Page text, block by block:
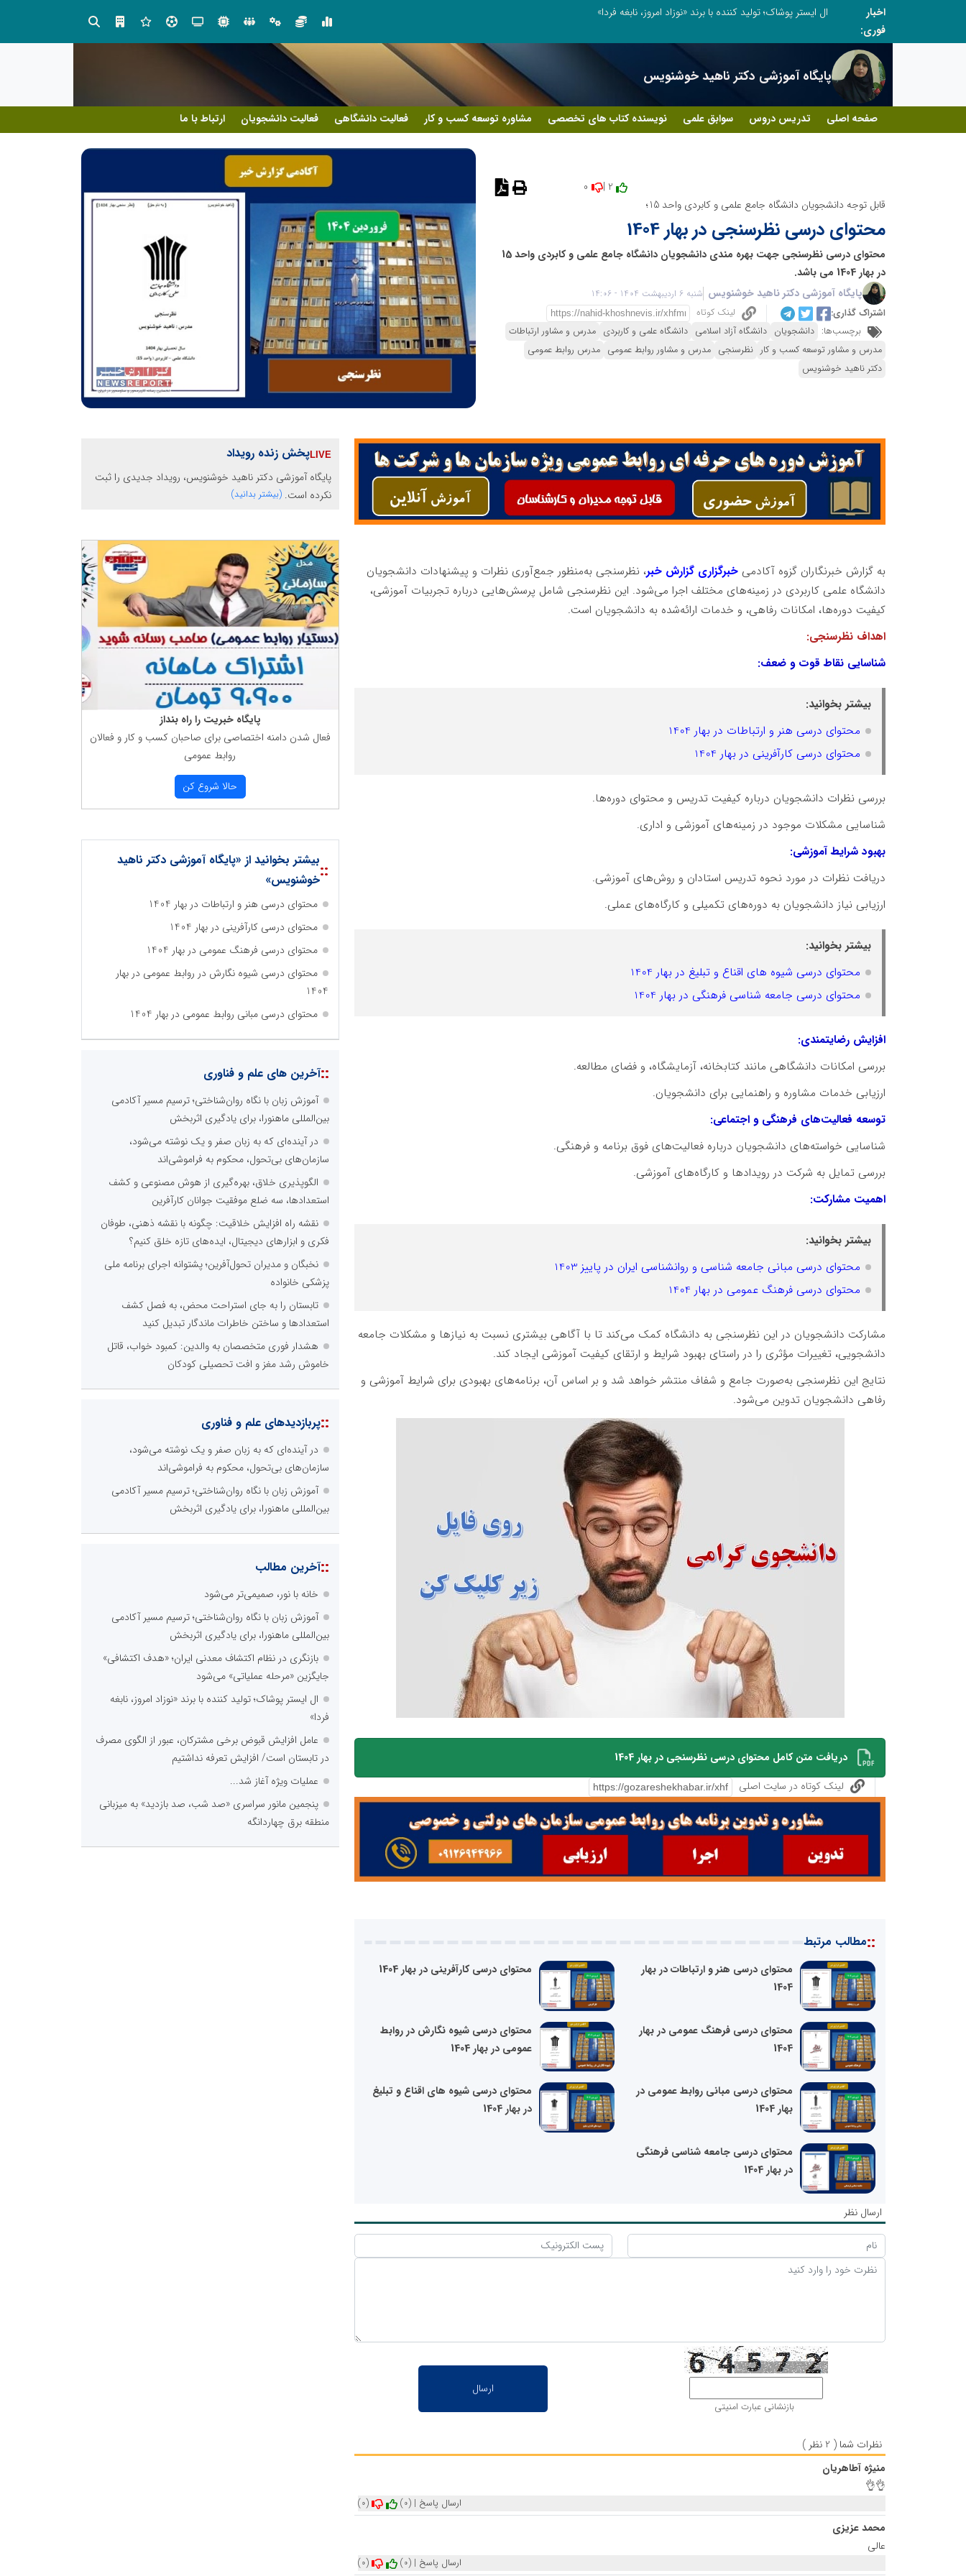
اخبار
فوری:
ال ایستر پوشاک؛ تولید کننده با برند «نوزاد امروز، نابغه فردا»
پایگاه آموزشی دکتر ناهید خوشنویس
صفحه اصلی تدریس دروس سوابق علمی نویسنده کتاب های تخصصی مشاوره توسعه کسب و کار فعالیت دانشگاهی فعالیت دانشجویان ارتباط با ما
قابل توجه دانشجویان دانشگاه جامع علمی و کابردی واحد 15؛
محتوای درسی نظرسنجی در بهار 1404
محتوای درسی نظرسنجی جهت بهره مندی دانشجویان دانشگاه جامع علمی و کابردی واحد 15
در بهار 1404 می باشد.
پایگاه آموزشی دکتر ناهید خوشنویس شنبه 6 اردیبهشت 1404 - 14:06
اشتراک گذاری:
لینک کوتاه
برچسب‌ها: دانشجویان دانشگاه آزاد اسلامی دانشگاه علمی و کاربردی مدرس و مشاور ارتباطات
مدرس و مشاور توسعه کسب و کار نظرسنجی مدرس و مشاور روابط عمومی مدرس روابط عمومی
دکتر ناهید خوشنویس
به گزارش خبرنگاران گزوه آکادمیخبرگزاری گزارش خبر، نظرسنجی به‌منظور جمع‌آوری نظرات و پیشنهادات دانشجویان
دانشگاه علمی کاربردی در زمینه‌های مختلف اجرا می‌شود. این نظرسنجی شامل پرسش‌هایی درباره تجربیات آموزشی،
کیفیت دوره‌ها، امکانات رفاهی، و خدمات ارائه‌شده به دانشجویان است.
اهداف نظرسنجی:
شناسایی نقاط قوت و ضعف:
بیشتر بخوانید:
محتوای درسی هنر و ارتباطات در بهار 1404
محتوای درسی کارآفرینی در بهار 1404
بررسی نظرات دانشجویان درباره کیفیت تدریس و محتوای دوره‌ها.
شناسایی مشکلات موجود در زمینه‌های آموزشی و اداری.
بهبود شرایط آموزشی:
دریافت نظرات در مورد نحوه تدریس استادان و روش‌های آموزشی.
ارزیابی نیاز دانشجویان به دوره‌های تکمیلی و کارگاه‌های عملی.
بیشتر بخوانید:
محتوای درسی شیوه های اقناع و تبلیغ در بهار 1404
محتوای درسی جامعه شناسی فرهنگی در بهار 1404
افزایش رضایتمندی:
بررسی امکانات دانشگاهی مانند کتابخانه، آزمایشگاه، و فضای مطالعه.
ارزیابی خدمات مشاوره و راهنمایی برای دانشجویان.
توسعه فعالیت‌های فرهنگی و اجتماعی:
شناسایی خواسته‌های دانشجویان درباره فعالیت‌های فوق برنامه و فرهنگی.
بررسی تمایل به شرکت در رویدادها و کارگاه‌های آموزشی.
اهمیت مشارکت:
بیشتر بخوانید:
محتوای درسی مبانی جامعه شناسی و روانشناسی ایران در پاییز 1403
محتوای درسی فرهنگ عمومی در بهار 1404
مشارکت دانشجویان در این نظرسنجی به دانشگاه کمک می‌کند تا با آگاهی بیشتری نسبت به نیازها و مشکلات جامعه
دانشجویی، تغییرات مؤثری را در راستای بهبود شرایط و ارتقای کیفیت آموزشی ایجاد کند.
نتایج این نظرسنجی به‌صورت جامع و شفاف منتشر خواهد شد و بر اساس آن، برنامه‌های بهبودی برای شرایط آموزشی و
رفاهی دانشجویان تدوین می‌شود.
دریافت متن کامل محتوای درسی نظرسنجی در بهار 1404
لینک کوتاه در سایت اصلی
::مطالب مرتبط
محتوای درسی هنر و ارتباطات در بهار
1404
محتوای درسی کارآفرینی در بهار 1404
محتوای درسی فرهنگ عمومی در بهار
1404
محتوای درسی شیوه نگارش در روابط
عمومی در بهار 1404
محتوای درسی مبانی روابط عمومی در
بهار 1404
محتوای درسی شیوه های اقناع و تبلیغ
در بهار 1404
محتوای درسی جامعه شناسی فرهنگی
در بهار 1404
ارسال نظر
بازنشانی عبارت امنیتی
نظرات شما ( 2 نظر )
منیژه آطاهریان
👌👌
(0)
(0) ارسال پاسخ |
محمد عزیزی
عالی
(0)
(0) ارسال پاسخ |
پخش زنده رویداد
پایگاه آموزشی دکتر ناهید خوشنویس، رویداد جدیدی را ثبت
نکرده است. (بیشتر بدانید)
پایگاه خبریت را راه بنداز
فعال شدن دامنه اختصاصی برای صاحبان كسب و كار و فعالان
روابط عمومی
حالا شروع كن
::بیشتر بخوانید از «پایگاه آموزشی دکتر ناهید
خوشنویس»
محتوای درسی هنر و ارتباطات در بهار 1404
محتوای درسی کارآفرینی در بهار 1404
محتوای درسی فرهنگ عمومی در بهار 1404
محتوای درسی شیوه نگارش در روابط عمومی در بهار
1404
محتوای درسی مبانی روابط عمومی در بهار 1404
::آخرین های علم و فناوری
آموزش زبان با نگاه روان‌شناختی؛ ترسیم مسیر آکادمی
بین‌المللی ماهنورا، برای یادگیری اثربخش
در آینده‌ای که به زبان صفر و یک نوشته می‌شود،
سازمان‌های بی‌تحول، محکوم به فراموشی‌اند
الگوپذیری خلاق، بهره‌گیری از هوش مصنوعی و کشف
استعدادها، سه ضلع موفقیت جوانان کارآفرین
نقشه راه افزایش خلاقیت: چگونه با نقشه ذهنی، طوفان
فکری و ابزارهای دیجیتال، ایده‌های تازه خلق کنیم؟
نخبگان و مدیران تحول‌آفرین؛ پشتوانه اجرای برنامه ملی
پزشکی خانواده
تابستان را به جای استراحت محض، به فصل کشف
استعدادها و ساختن خاطرات ماندگار تبدیل کنید
هشدار فوری متخصصان به والدین: کمبود خواب، قاتل
خاموش رشد مغز و افت تحصیلی کودکان
::پربازدیدهای علم و فناوری
در آینده‌ای که به زبان صفر و یک نوشته می‌شود،
سازمان‌های بی‌تحول، محکوم به فراموشی‌اند
آموزش زبان با نگاه روان‌شناختی؛ ترسیم مسیر آکادمی
بین‌المللی ماهنورا، برای یادگیری اثربخش
::آخرین مطالب
خانه با نور، صمیمی‌تر می‌شود
آموزش زبان با نگاه روان‌شناختی؛ ترسیم مسیر آکادمی
بین‌المللی ماهنورا، برای یادگیری اثربخش
بازنگری در نظام اکتشاف معدنی ایران؛ «هدف اکتشافی»
جایگزین «مرحله عملیاتی» می‌شود
ال ایستر پوشاک؛ تولید کننده با برند «نوزاد امروز، نابغه
فردا»
عامل افزایش قبوض برخی مشترکان، عبور از الگوی مصرف
در تابستان است/ افزایش تعرفه نداشتیم
عملیات ویژه آغاز شد...
پنجمین مانور سراسری «صد شب، صد بازدید» به میزبانی
منطقه برق چهاردانگه